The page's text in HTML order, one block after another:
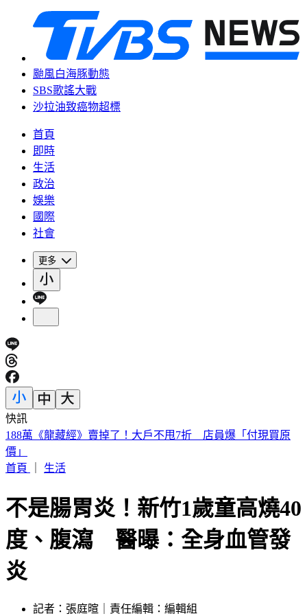
颱風白海豚動態
SBS歌謠大戰
沙拉油致癌物超標
首頁
即時
生活
政治
娛樂
國際
社會
更多
快訊
遠見天下創辦人高希均90歲辭世！「長壽5秘訣」曝 醫生也
認同
首頁
生活
不是腸胃炎！新竹1歲童高燒40
度、腹瀉 醫曝：全身血管發
炎
記者：張庭暄｜責任編輯：編輯組